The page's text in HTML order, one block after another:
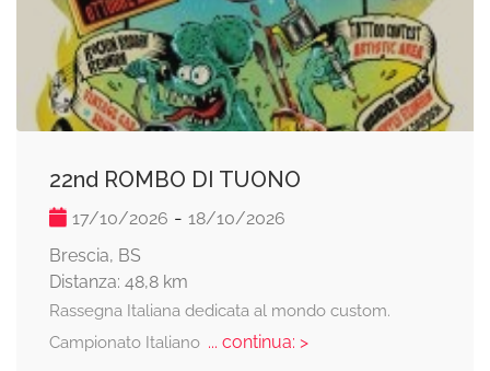
22nd ROMBO DI TUONO
17/10/2026 - 18/10/2026
Brescia, BS
Distanza: 48,8 km
Rassegna Italiana dedicata al mondo custom.
Campionato Italiano... continua: >